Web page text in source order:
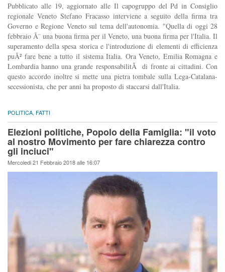
Pubblicato alle 19, aggiornato alle Il capogruppo del Pd in Consiglio
regionale Veneto Stefano Fracasso interviene a seguito della firma tra
Governo e Regione Veneto sul tema dell'autonomia. "Quella di oggi 28
febbraio Ã¨ una buona firma per il Veneto, una buona firma per l'Italia. Il
superamento della spesa storica e l'introduzione di elementi di efficienza
puÃ² fare bene a tutto il sistema Italia. Ora Veneto, Emilia Romagna e
Lombardia hanno una grande responsabilitÃ di fronte ai cittadini. Con
questo accordo inoltre si mette una pietra tombale sulla Lega-Catalana-
secessionista, che per anni ha proposto di staccarsi dall'Italia.
POLITICA FATTI
Elezioni politiche, Popolo della Famiglia: "il voto
al nostro Movimento per fare chiarezza contro
gli inciuci"
Mercoledi 21 Febbraio 2018 alle 16:07